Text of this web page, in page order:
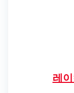
레